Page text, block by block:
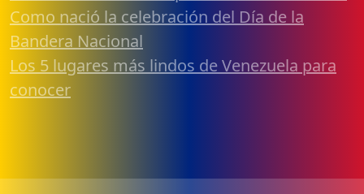
Como nació la celebración del Día de la
Bandera Nacional
Los 5 lugares más lindos de Venezuela para
conocer